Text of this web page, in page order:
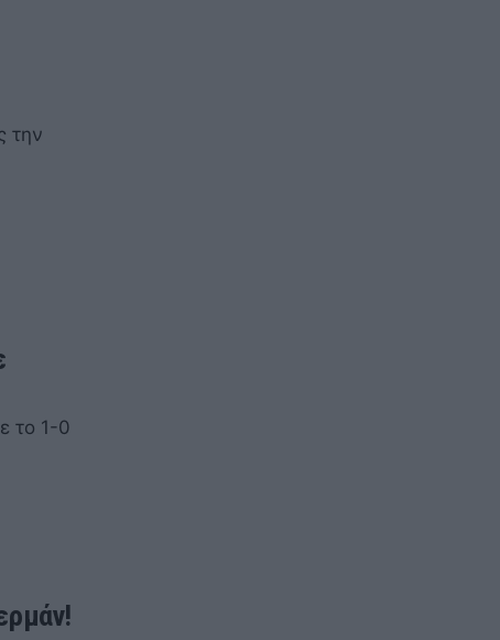
την
το 1-0